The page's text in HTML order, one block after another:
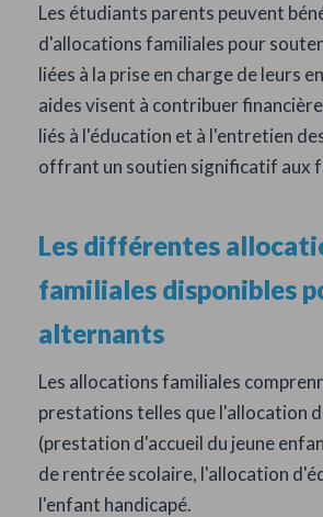
Les étudiants parents peuvent
d'allocations familiales pour
liées à la prise en charge de leurs
aides visent à contribuer
liés à l'éducation et à l'entretien
offrant un soutien significatif aux
Les différentes
familiales disponibles
alternants
Les allocations familiales
prestations telles que l'allocation
(prestation d'accueil du jeune
de rentrée scolaire, l'allocation
l'enfant handicapé.